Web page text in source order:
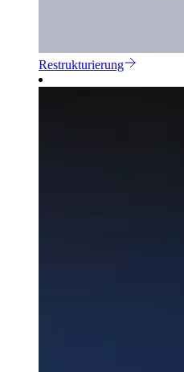
Restrukturierung